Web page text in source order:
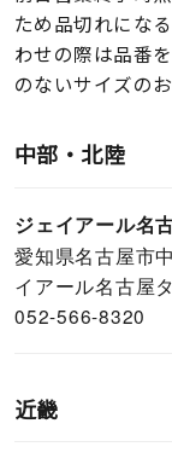
ため品切れにな
わせの際は品番
のないサイズの
中部・北陸
ジェイアール名
愛知県名古屋市
イアール名古屋
052-566-8320
近畿